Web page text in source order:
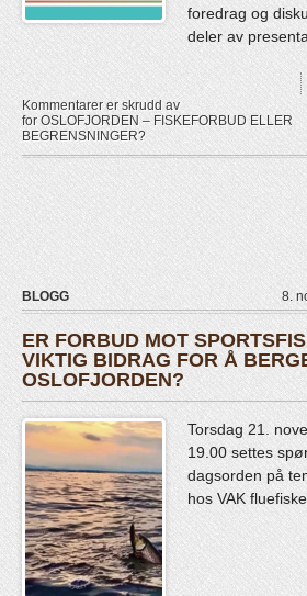
foredrag og
deler av
Kommentarer er skrudd av
for OSLOFJORDEN – FISKEFORBUD ELLER
BEGRENSNINGER?
BLOGG 8.
ER FORBUD MOT
VIKTIG BIDRAG FOR Å
OSLOFJORDEN?
Torsdag 21.
19.00 settes
dagsorden på
hos VAK